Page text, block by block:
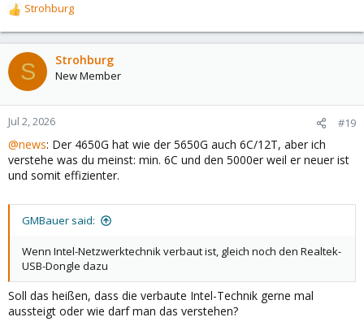
R
e
a
c
t
o
n
s
:
Strohburg
S Strohburg
New Member
Jul 2, 2026 #19
@news: Der 4650G hat wie der 5650G auch 6C/12T, aber ich
verstehe was du meinst: min. 6C und den 5000er weil er neuer ist
und somit effizienter.
GMBauer said:
Wenn Intel-Netzwerktechnik verbaut ist, gleich noch den Realtek-
USB-Dongle dazu
Soll das heißen, dass die verbaute Intel-Technik gerne mal
aussteigt oder wie darf man das verstehen?